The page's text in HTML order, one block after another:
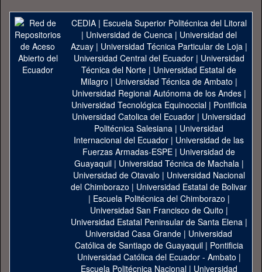
CEDIA| Escuela Superior Politécnica del Litoral
| Universidad de Cuenca| Universidad del
Azuay| Universidad Técnica Particular de Loja|
Universidad Central del Ecuador| Universidad
Técnica del Norte | Universidad Estatal de
Milagro | Universidad Técnica de Ambato |
Universidad Regional Autónoma de los Andes|
Universidad Tecnológica Equinoccial| Pontificia
Universidad Catolica del Ecuador | Universidad
Politécnica Salesiana | Universidad
Internacional del Ecuador | Universidad de las
Fuerzas Armadas-ESPE | Universidad de
Guayaquil| Universidad Técnica de Machala|
Universidad de Otavalo | Universidad Nacional
del Chimborazo | Universidad Estatal de Bolivar
| Escuela Politécnica del Chimborazo |
Universidad San Francisco de Quito |
Universidad Estatal Peninsular de Santa Elena|
Universidad Casa Grande | Universidad
Católica de Santiago de Guayaquil| Pontificia
Universidad Católica del Ecuador - Ambato |
Escuela Politécnica Nacional| Universidad